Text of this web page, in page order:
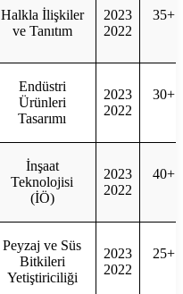
Halkla İlişkiler
ve Tanıtım
2023
2022
Endüstri
Ürünleri
Tasarımı
2023
2022
İnşaat
Teknolojisi
(İÖ)
2023
2022
Peyzaj ve Süs
Bitkileri
Yetiştiriciliği
2023
2022